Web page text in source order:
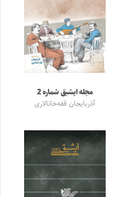
مجله ایشیق شماره 2
آذربایجان قفه‌خانالاری